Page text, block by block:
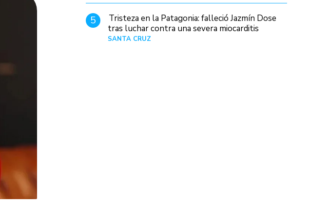
5
Tristeza en la Patagonia: falleció Jazmín Dose
tras luchar contra una severa miocarditis
SANTA CRUZ